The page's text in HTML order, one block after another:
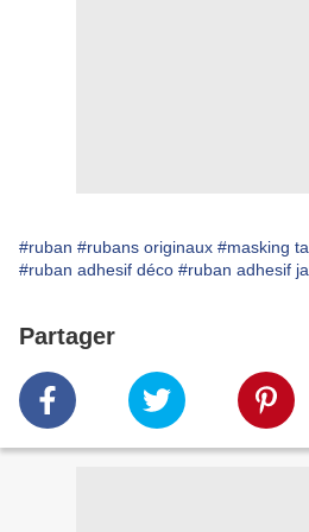
#ruban #rubans originaux #masking
#ruban adhesif déco #ruban adhesif
Partager